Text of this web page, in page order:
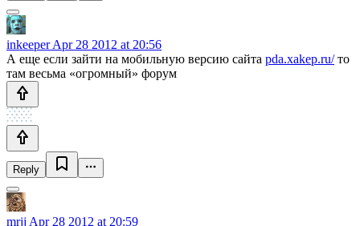
inkeeperApr 28 2012 at 20:56
А еще если зайти на мобильную версию сайта pda.xakep.ru/то
там весьма «огромный» форум
Reply
mrjj Apr 28 2012 at 20:59